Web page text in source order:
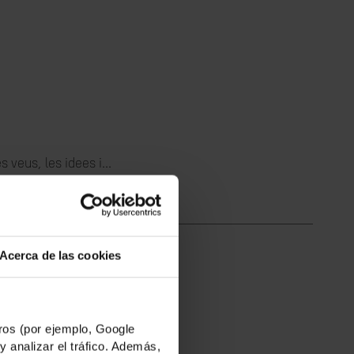
Acerca de las cookies
(por ejemplo, Google
analizar el tráfico. Además,
veus, les idees i...
i Somàlia...